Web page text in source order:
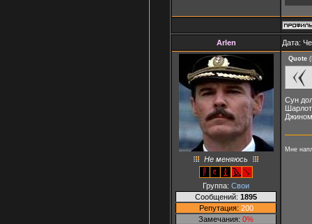
Arlen Дата:
Не меняюсь
Группа: Свои
Сообщений: 1895
Репутация: 200
Замечания: 0%
Quote (
Сун
Мне